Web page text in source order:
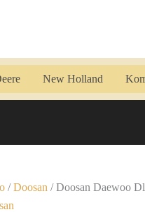
New Holland
/Doosan / Doosan Daewoo